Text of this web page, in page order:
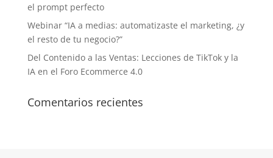
el prompt perfecto
Webinar “IA a medias: automatizaste el marketing, ¿y
el resto de tu negocio?”
Del Contenido a las Ventas: Lecciones de TikTok y la
IA en el Foro Ecommerce 4.0
Comentarios recientes